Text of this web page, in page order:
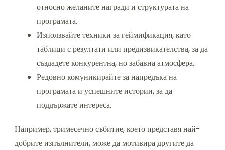
относно желаните награди и структурата на
програмата.
Използвайте техники за геймификация, като
таблици с резултати или предизвикателства, за да
създадете конкурентна, но забавна атмосфера.
Редовно комуникирайте за напредъка на
програмата и успешните истории, за да
поддържате интереса.
Например, тримесечно събитие, което представя най-
добрите изпълнители, може да мотивира другите да